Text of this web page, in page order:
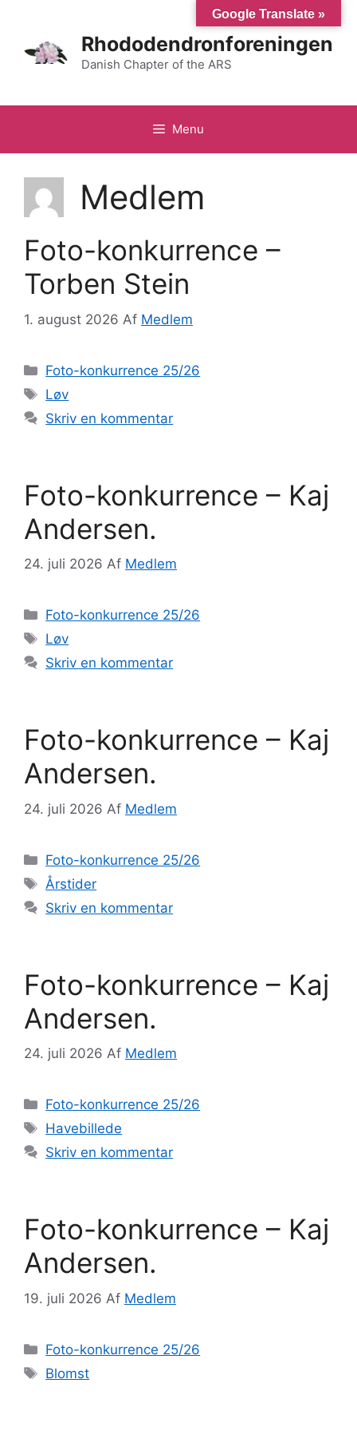
indhold
Rhododendronforeningen
Danish Chapter of the ARS
Menu
Medlem
Foto-konkurrence –
Torben Stein
1. august 2026 Af Medlem
Kategorier
Foto-konkurrence 25/26
Tags
Løv
Skriv en kommentar
Foto-konkurrence – Kaj
Andersen.
24. juli 2026 Af Medlem
Kategorier
Foto-konkurrence 25/26
Tags
Løv
Skriv en kommentar
Foto-konkurrence – Kaj
Andersen.
24. juli 2026 Af Medlem
Kategorier
Foto-konkurrence 25/26
Tags
Årstider
Skriv en kommentar
Foto-konkurrence – Kaj
Andersen.
24. juli 2026 Af Medlem
Kategorier
Foto-konkurrence 25/26
Tags
Havebillede
Skriv en kommentar
Foto-konkurrence – Kaj
Andersen.
19. juli 2026 Af Medlem
Kategorier
Foto-konkurrence 25/26
Tags
Blomst
Google Translate »